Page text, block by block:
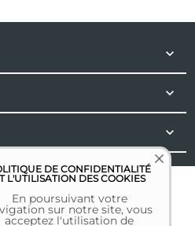



DE CONFIDENTIALITÉ
L'UTILISATION DES COOKIES
En poursuivant votre
sur notre site, vous
acceptez l'utilisation de
droits réservés | 2026 |Mentions
légales